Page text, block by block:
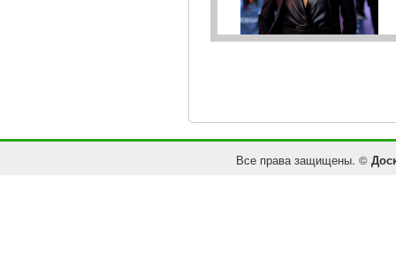
Все права защищены. ©